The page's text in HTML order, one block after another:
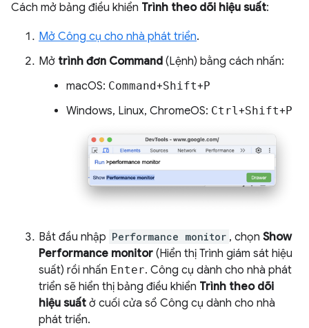
Cách mở bảng điều khiển Trình theo dõi hiệu suất:
Mở Công cụ cho nhà phát triển.
Mở trình đơn Command (Lệnh) bằng cách nhấn:
macOS: Command+Shift+P
Windows, Linux, ChromeOS: Ctrl+Shift+P
Bắt đầu nhập Performance monitor , chọn Show
Performance monitor (Hiển thị Trình giám sát hiệu
suất) rồi nhấn Enter. Công cụ dành cho nhà phát
triển sẽ hiển thị bảng điều khiển Trình theo dõi
hiệu suất ở cuối cửa sổ Công cụ dành cho nhà
phát triển.